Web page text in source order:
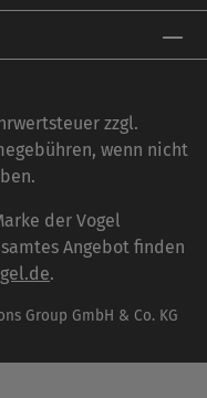
zzgl.
wenn nicht
der Vogel
Angebot finden
.
Group GmbH & Co. KG